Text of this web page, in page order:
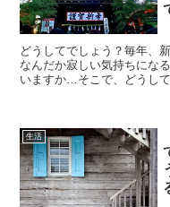
どうしてでしょう？毎年、
なんだか寂しい気持ちにな
いますか…そこで、どうし
生活